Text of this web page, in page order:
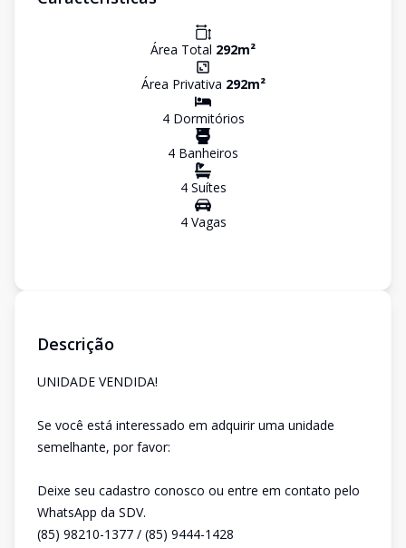
Área Total 292m²
Área Privativa 292m²
4Dormitórios
4 Banheiros
4Suítes
4Vagas
Descrição
UNIDADE VENDIDA!
Se você está interessado em adquirir uma unidade
semelhante, por favor:
Deixe seu cadastro conosco ou entre em contato pelo
WhatsApp da SDV.
(85) 98210-1377 / (85) 9444-1428